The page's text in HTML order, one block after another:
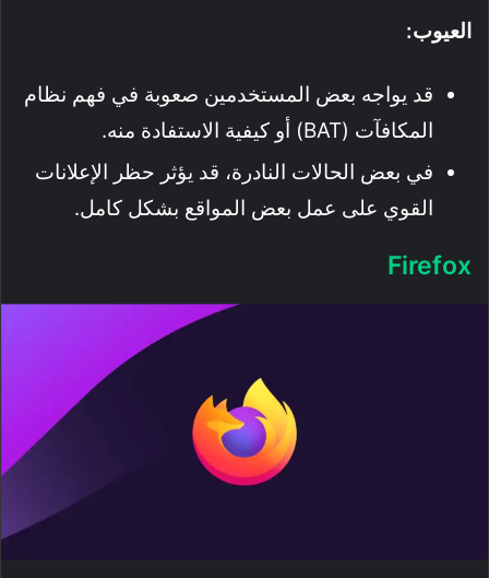
العيوب:
قد يواجه بعض المستخدمين صعوبة في فهم نظام
المكافآت (BAT) أو كيفية الاستفادة منه.
في بعض الحالات النادرة، قد يؤثر حظر الإعلانات
القوي على عمل بعض المواقع بشكل كامل.
Firefox